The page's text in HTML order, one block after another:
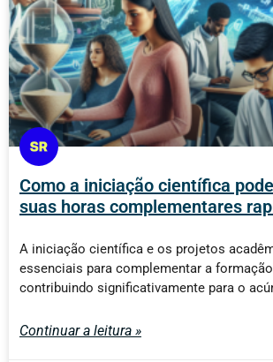
Como a iniciação científica
suas horas complementares
A iniciação científica e os projetos
essenciais para complementar a
contribuindo significativamente para o
Continuar a leitura »